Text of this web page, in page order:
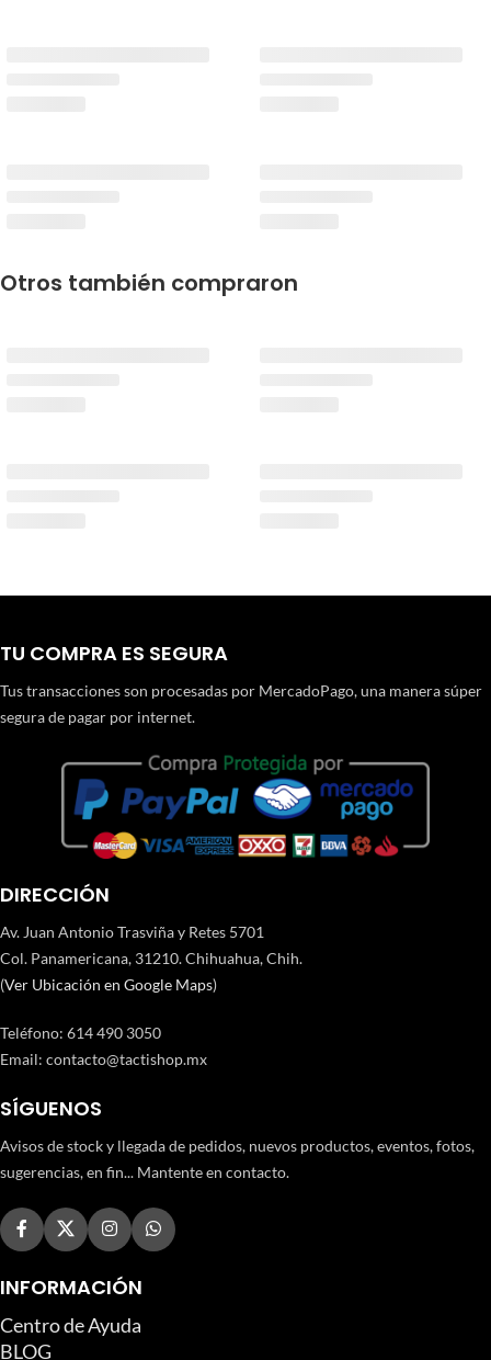
Otros también compraron
TU COMPRA ES SEGURA
Tus transacciones son procesadas por MercadoPago, una manera súper
segura de pagar por internet.
DIRECCIÓN
Av. Juan Antonio Trasviña y Retes 5701
Col. Panamericana, 31210. Chihuahua, Chih.
(Ver Ubicación en Google Maps)
Teléfono: 614 490 3050
Email: contacto@tactishop.mx
SÍGUENOS
Avisos de stock y llegada de pedidos, nuevos productos, eventos, fotos,
sugerencias, en fin... Mantente en contacto.
INFORMACIÓN
Centro de Ayuda
BLOG